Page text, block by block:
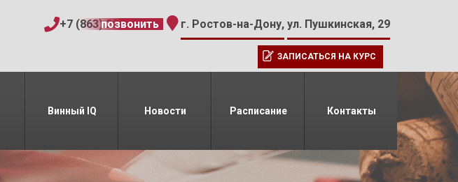
+7 (863) 206-15-15
позвонить г. Ростов-на-Дону, ул. Пушкинская, 29
ЗАПИСАТЬСЯ НА КУРС
Винный IQ Новости Расписание Контакты